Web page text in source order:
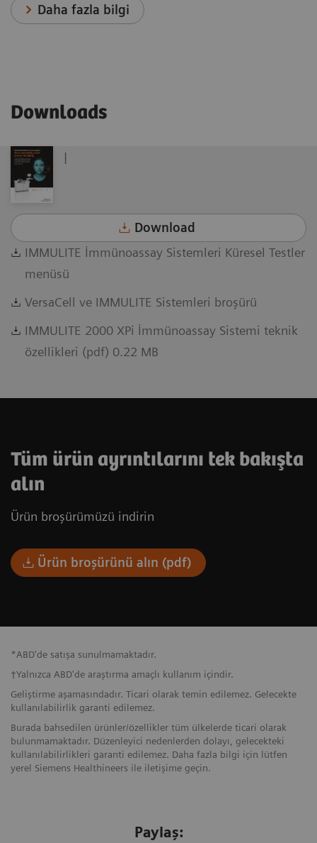
Daha fazla bilgi
Downloads
|
Download
IMMULITE İmmünoassay Sistemleri Küresel Testler
menüsü
VersaCell ve IMMULITE Sistemleri broşürü
IMMULITE 2000 XPi İmmünoassay Sistemi teknik
özellikleri (pdf) 0.22 MB
Tüm ürün ayrıntılarını tek bakışta
alın
Ürün broşürümüzü indirin
Ürün broşürünü alın (pdf)
*ABD'de satışa sunulmamaktadır.
†Yalnızca ABD'de araştırma amaçlı kullanım içindir.
Geliştirme aşamasındadır. Ticari olarak temin edilemez. Gelecekte
kullanılabilirlik garanti edilemez.
Burada bahsedilen ürünler/özellikler tüm ülkelerde ticari olarak
bulunmamaktadır. Düzenleyici nedenlerden dolayı, gelecekteki
kullanılabilirlikleri garanti edilemez. Daha fazla bilgi için lütfen
yerel Siemens Healthineers ile iletişime geçin.
Paylaş: